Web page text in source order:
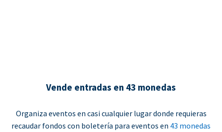
Vende entradas en 43 monedas
Organiza eventos en casi cualquier lugar donde requieras
recaudar fondos con boletería para eventos en 43 monedas